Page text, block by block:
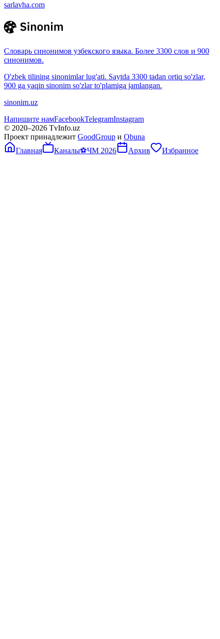
sarlavha.com
Словарь синонимов узбекского языка. Более 3300 слов и 900
синонимов.
O'zbek tilining sinonimlar lug'ati. Saytda 3300 tadan ortiq so'zlar,
900 ga yaqin sinonim so'zlar to'plamiga jamlangan.
sinonim.uz
Напишите намFacebookTelegramInstagram
© 2020–2026 TvInfo.uz
Проект принадлежит GoodGroup и Obuna
Главная
Каналы⚽ЧМ 2026 Архив Избранное